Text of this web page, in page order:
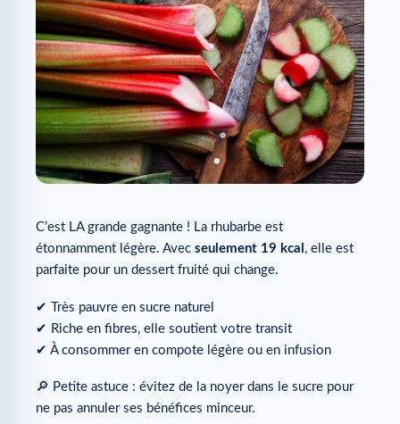
C’est LA grande gagnante ! La rhubarbe est
étonnamment légère. Avec seulement 19 kcal , elle est
parfaite pour un dessert fruité qui change.
✔ Très pauvre en sucre naturel
✔ Riche en fibres, elle soutient votre transit
✔ À consommer en compote légère ou en infusion
🔎 Petite astuce : évitez de la noyer dans le sucre pour
ne pas annuler ses bénéfices minceur.